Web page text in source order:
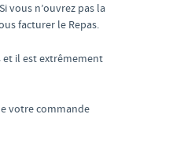
vous n’ouvrez pas la
facturer le Repas.
et il est extrêmement
votre commande